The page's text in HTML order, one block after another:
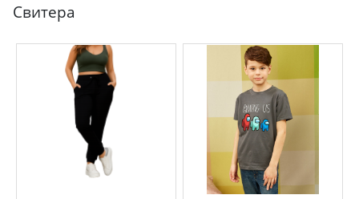
Свитера